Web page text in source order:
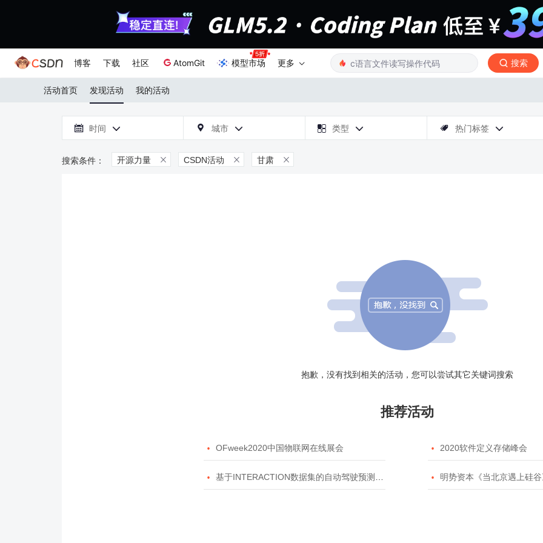
博客 下载 社区 AtomGit 模型市场 更多 搜索
活动首页 发现活动 我的活动
 时间   城市   类型   热门标签 
开源力量  CSDN活动  甘肃 
抱歉，没有找到相关的活动，您可以尝试其它关键词搜索
推荐活动
 OFweek2020中国物联网在线展会  2020软件定义存储峰会
 基于INTERACTION数据集的自动驾驶预测模型挑战赛  明势资本《当北京遇上硅谷》系列